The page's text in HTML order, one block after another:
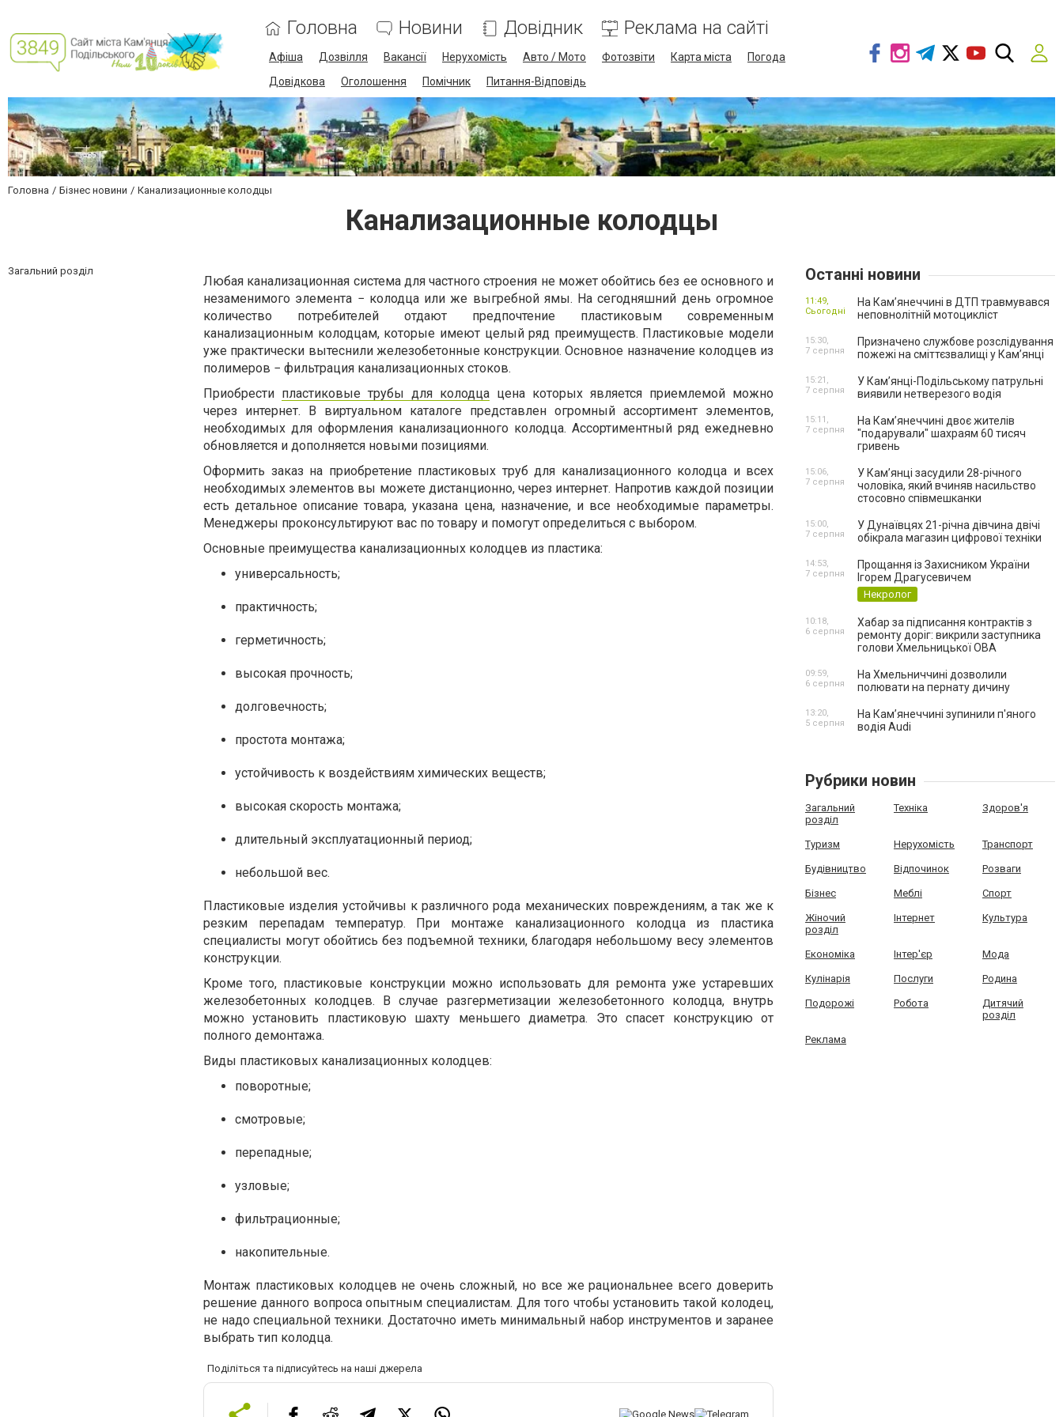
Головна Новини Довідник Реклама на сайті
Афіша Дозвілля Вакансії Нерухомість Авто / Мото Фотозвіти Карта міста
Погода
Довідкова
Оголошення Помічник Питання-Відповідь
Головна Бізнес новини Канализационные колодцы
Канализационные колодцы
Загальний розділ
Любая канализационная система для частного строения не может обойтись без ее основного и
незаменимого элемента − колодца или же выгребной ямы. На сегодняшний день огромное
количество потребителей отдают предпочтение пластиковым современным
канализационным колодцам, которые имеют целый ряд преимуществ. Пластиковые модели
уже практически вытеснили железобетонные конструкции. Основное назначение колодцев из
полимеров − фильтрация канализационных стоков.
Приобрести пластиковые трубы для колодца цена которых является приемлемой можно
через интернет. В виртуальном каталоге представлен огромный ассортимент элементов,
необходимых для оформления канализационного колодца. Ассортиментный ряд ежедневно
обновляется и дополняется новыми позициями.
Оформить заказ на приобретение пластиковых труб для канализационного колодца и всех
необходимых элементов вы можете дистанционно, через интернет. Напротив каждой позиции
есть детальное описание товара, указана цена, назначение, и все необходимые параметры.
Менеджеры проконсультируют вас по товару и помогут определиться с выбором.
Основные преимущества канализационных колодцев из пластика:
универсальность;
практичность;
герметичность;
высокая прочность;
долговечность;
простота монтажа;
устойчивость к воздействиям химических веществ;
высокая скорость монтажа;
длительный эксплуатационный период;
небольшой вес.
Пластиковые изделия устойчивы к различного рода механических повреждениям, а так же к
резким перепадам температур. При монтаже канализационного колодца из пластика
специалисты могут обойтись без подъемной техники, благодаря небольшому весу элементов
конструкции.
Кроме того, пластиковые конструкции можно использовать для ремонта уже устаревших
железобетонных колодцев. В случае разгерметизации железобетонного колодца, внутрь
можно установить пластиковую шахту меньшего диаметра. Это спасет конструкцию от
полного демонтажа.
Виды пластиковых канализационных колодцев:
поворотные;
смотровые;
перепадные;
узловые;
фильтрационные;
накопительные.
Монтаж пластиковых колодцев не очень сложный, но все же рациональнее всего доверить
решение данного вопроса опытным специалистам. Для того чтобы установить такой колодец,
не надо специальной техники. Достаточно иметь минимальный набор инструментов и заранее
выбрать тип колодца.
Поділіться та підписуйтесь на наші джерела
Останні новини
На Кам’янеччині в ДТП травмувався
неповнолітній мотоцикліст
11:49,
Сьогодні
Призначено службове розслідування
пожежі на сміттєзвалищі у Кам’янці
15:30,
7 серпня
У Кам’янці-Подільському патрульні
виявили нетверезого водія
15:21,
7 серпня
На Камʼянеччині двоє жителів
"подарували" шахраям 60 тисяч
гривень
15:11,
7 серпня
У Камʼянці засудили 28-річного
чоловіка, який вчиняв насильство
стосовно співмешканки
15:06,
7 серпня
У Дунаївцях 21-річна дівчина двічі
обікрала магазин цифрової техніки
15:00,
7 серпня
Прощання із Захисником України
Ігорем Драгусевичем
Некролог
14:53,
7 серпня
Хабар за підписання контрактів з
ремонту доріг: викрили заступника
голови Хмельницької ОВА
10:18,
6 серпня
На Хмельниччині дозволили
полювати на пернату дичину
09:59,
6 серпня
На Камʼянеччині зупинили п'яного
водія Audi
13:20,
5 серпня
Рубрики новин
Загальний
розділ
Техніка Здоров'я
Туризм Нерухомість Транспорт
Будівництво Відпочинок Розваги
Бізнес Меблі Спорт
Жіночий
розділ
Інтернет Культура
Економіка Інтер'єр Мода
Кулінарія Послуги Родина
Подорожі Робота
Дитячий
розділ
Реклама